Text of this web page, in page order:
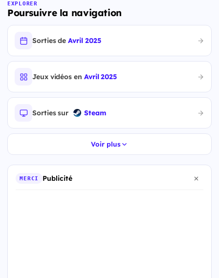
EXPLORER
Poursuivre la navigation
Sorties deAvril 2025
Jeux vidéos en Avril 2025
Sorties sur Steam
Voir plus
MERCI Publicité